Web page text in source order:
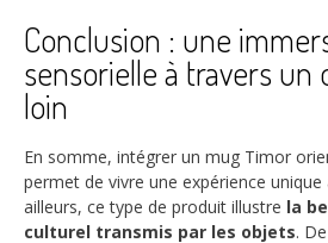
Conclusion : une
sensorielle à travers un
loin
En somme, intégrer un mug Timor
permet de vivre une expérience
ailleurs, ce type de produit illustre la
culturel transmis par les objets.